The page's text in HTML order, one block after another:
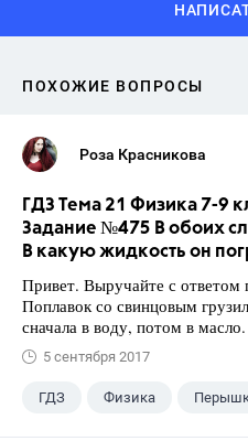
ПОХОЖИЕ ВОПРОСЫ
Роза Красникова
ГДЗ Тема 21 Физика 7-9
Задание №475 В обоих
В какую жидкость он
Привет. Выручайте с
Поплавок со свинцовым
сначала в воду, потом в
5 сентября 2017
ГДЗ Физика